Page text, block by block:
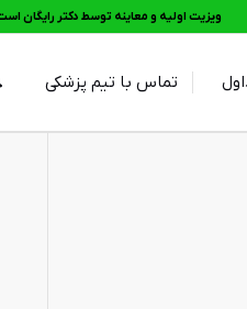
ویزیت اولیه و معاینه توسط دکتر رایگان است.
تماس با تیم پزشکی